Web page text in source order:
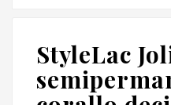
StyleLac